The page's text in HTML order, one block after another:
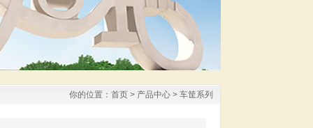
你的位置： 首页 > 产品中心 > 车筐系列